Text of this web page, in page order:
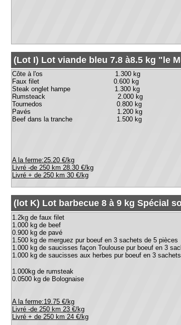
(lot K) Lot barbecue 8 à 9 kg Spécial soleil, le
1.2kg de faux filet
1.000 kg de beef
0.900 kg de pavé
1.500 kg de merguez pur boeuf en 3 sachets de 5 pièces
1.000 kg de saucisses façon Toulouse pur boeuf en 3 sachets de 4
1.000 kg de saucisses aux herbes pur boeuf en 3 sachets de 5 pièces
1.000kg de rumsteak
0.0500 kg de Bolognaise
Pièce de filet ou tournedos, pièce noble du
tournedos emballés de 0.400 kg soit
2 pièces
A la ferme:38.10 €/kg
Livré -de 250 km 41.40 €/kg
Livré +de 250 km 43.40 €/kg
Les abats de boeuf souvent oubliés mais bon
marchés